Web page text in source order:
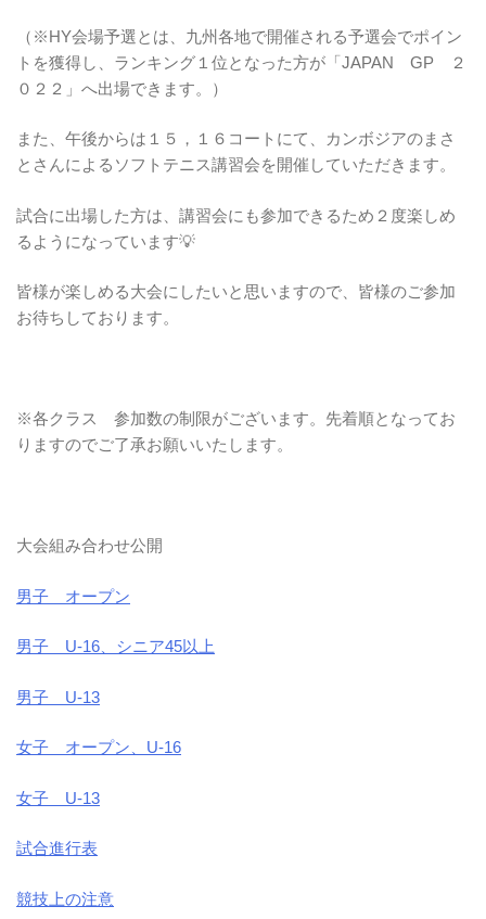
（※HY会場予選とは、九州各地で開催される予選会でポイン
トを獲得し、ランキング１位となった方が「JAPAN GP ２
０２２」へ出場できます。）
また、午後からは１５，１６コートにて、カンボジアのまさ
とさんによるソフトテニス講習会を開催していただきます。
試合に出場した方は、講習会にも参加できるため２度楽しめ
るようになっています💡
皆様が楽しめる大会にしたいと思いますので、皆様のご参加
お待ちしております。
※各クラス 参加数の制限がございます。先着順となってお
りますのでご了承お願いいたします。
大会組み合わせ公開
男子 オープン
男子 U-16、シニア45以上
男子 U-13
女子 オープン、U-16
女子 U-13
試合進行表
競技上の注意